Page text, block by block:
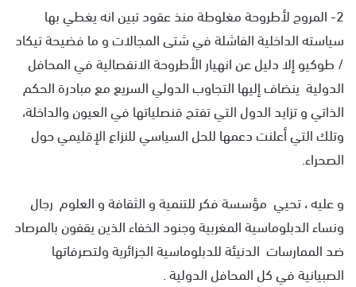
2- المروج لأطروحة مغلوطة منذ عقود تبين انه يغطي بها
سياسته الداخلية الفاشلة في شتى المجالات و ما فضيحة تيكاد
/ طوكيو إلا دليل عن انهيار الأطروحة الانفصالية في المحافل
الدولية ينضاف إليها التجاوب الدولي السريع مع مبادرة الحكم
الذاتي و تزايد الدول التي تفتح قنصلياتها في العيون والداخلة،
وتلك التي أعلنت دعمها للحل السياسي للنزاع الإقليمي حول
الصحراء.
و عليه ، تحيي مؤسسة فكر للتنمية و الثقافة و العلوم رجال
ونساء الدبلوماسية المغربية وجنود الخفاء الذين يقفون بالمرصاد
ضد الممارسات الدنيئة للدبلوماسية الجزائرية ولتصرفاتها
الصبيانية في كل المحافل الدولية .